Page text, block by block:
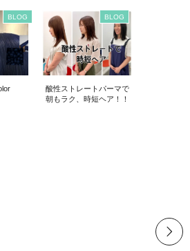
BLOG BLOG
酸性ストレートパーマで
朝もラク、時短ヘア！！